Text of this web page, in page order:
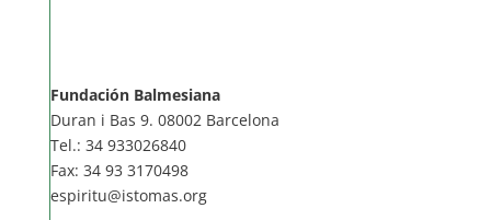
Fundación Balmesiana
Duran i Bas 9. 08002 Barcelona
Tel.: 34 933026840
Fax: 34 93 3170498
espiritu@istomas.org